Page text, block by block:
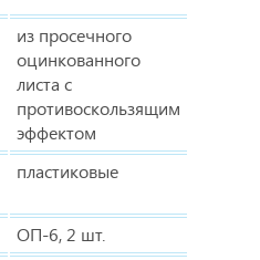
из просечного
оцинкованного
листа с
противоскользящим
эффектом
пластиковые
ОП-6, 2 шт.